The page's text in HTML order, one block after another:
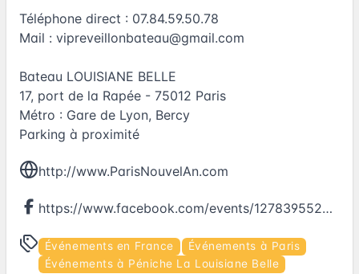
Téléphone direct : 07.84.59.50.78
Mail : vipreveillonbateau@gmail.com
Bateau LOUISIANE BELLE
17, port de la Rapée - 75012 Paris
Métro : Gare de Lyon, Bercy
Parking à proximité
http://www.ParisNouvelAn.com
https://www.facebook.com/events/1278395522190978
Événements en France
Événements à Paris
Événements à Péniche La Louisiane Belle